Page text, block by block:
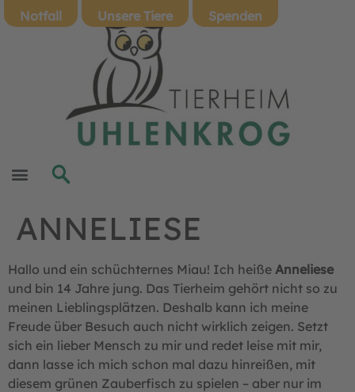
Notfall Unsere Tiere Spenden
ANNELIESE
Hallo und ein schüchternes Miau! Ich heiße Anneliese
und bin 14 Jahre jung. Das Tierheim gehört nicht so zu
meinen Lieblingsplätzen. Deshalb kann ich meine
Freude über Besuch auch nicht wirklich zeigen. Setzt
sich ein lieber Mensch zu mir und redet leise mit mir,
dann lasse ich mich schon mal dazu hinreißen, mit
diesem grünen Zauberfisch zu spielen – aber nur im